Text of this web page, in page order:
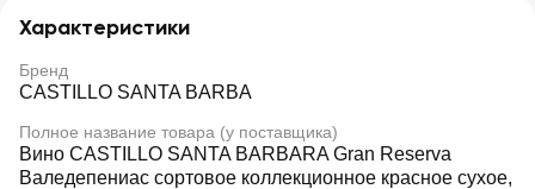
Характеристики
Бренд
CASTILLO SANTA BARBA
Полное название товара (у поставщика)
Вино CASTILLO SANTA BARBARA Gran Reserva
Валедепениас сортовое коллекционное красное сухое,